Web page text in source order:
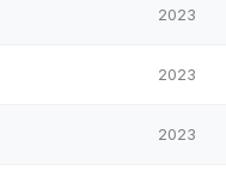
2023
2023
2023